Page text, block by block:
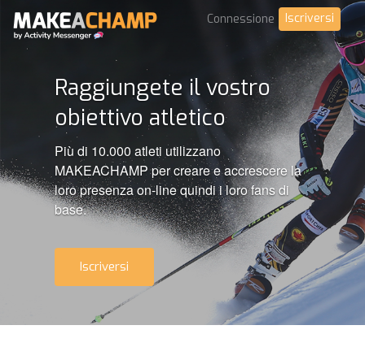
Connessione Iscriversi
Raggiungete il vostro
obiettivo atletico
Più di 10.000 atleti utilizzano
MAKEACHAMP per creare e accrescere la
loro presenza on-line quindi i loro fans di
base.
Iscriversi